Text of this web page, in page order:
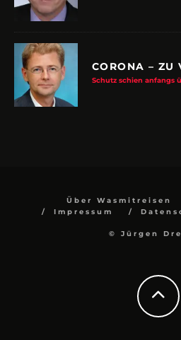
CORONA – ZU
Schutz schien anfangs
Über Wasmitreisen
Impressum
© Jürgen